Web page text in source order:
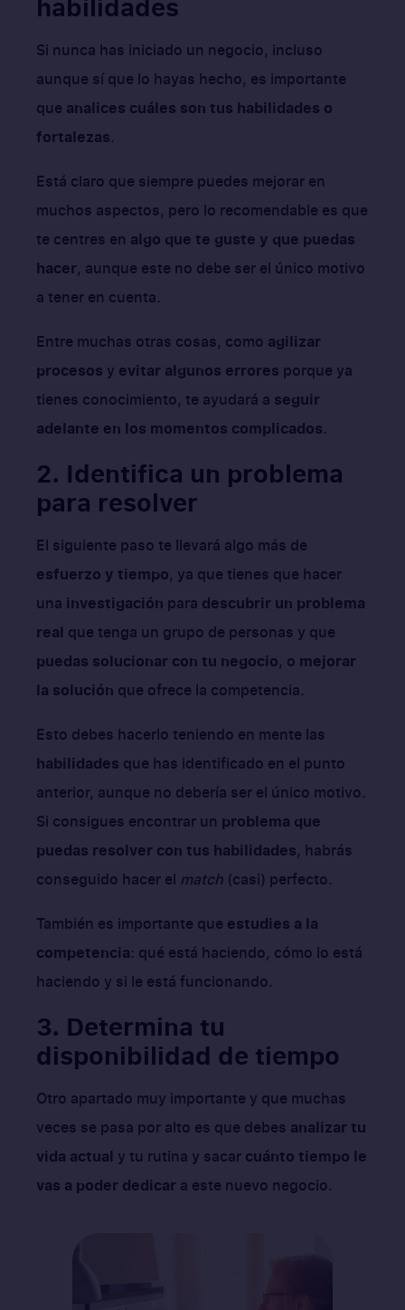
Si nunca has iniciado un negocio, incluso
aunque sí que lo hayas hecho, es importante
que analices cuáles son tus habilidades o
fortalezas.
Está claro que siempre puedes mejorar en
muchos aspectos, pero lo recomendable es que
te centres en algo que te guste y que puedas
hacer, aunque este no debe ser el único motivo
a tener en cuenta.
Entre muchas otras cosas, como agilizar
procesos y evitar algunos errores porque ya
tienes conocimiento, te ayudará a seguir
adelante en los momentos complicados.
2. Identifica un problema
para resolver
El siguiente paso te llevará algo más de
esfuerzo y tiempo, ya que tienes que hacer
una investigación para descubrir un problema
real que tenga un grupo de personas y que
puedas solucionar con tu negocio, o mejorar
la solución que ofrece la competencia.
Esto debes hacerlo teniendo en mente las
habilidades que has identificado en el punto
anterior, aunque no debería ser el único motivo.
Si consigues encontrar un problema que
puedas resolver con tus habilidades, habrás
conseguido hacer el match (casi) perfecto.
También es importante que estudies a la
competencia: qué está haciendo, cómo lo está
haciendo y si le está funcionando.
3. Determina tu
disponibilidad de tiempo
Otro apartado muy importante y que muchas
veces se pasa por alto es que debes analizar tu
vida actual y tu rutina y sacar cuánto tiempo le
vas a poder dedicar a este nuevo negocio.